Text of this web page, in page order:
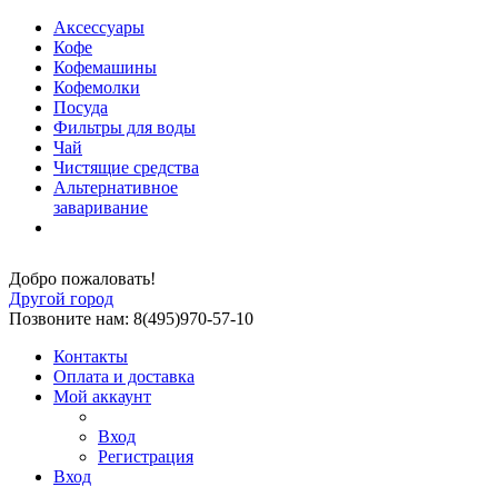
Аксессуары
Кофе
Кофемашины
Кофемолки
Посуда
Фильтры для воды
Чай
Чистящие средства
Альтернативное
заваривание
Добро пожаловать!
Другой город
Позвоните нам: 8(495)970-57-10
Контакты
Оплата и доставка
Мой аккаунт
Вход
Регистрация
Вход